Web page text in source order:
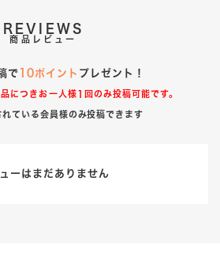
REVIEWS
商品レビュー
で 10ポイント プレゼント！
につきお一人様1回のみ投稿可能です。
れている会員様のみ投稿できます
ューはまだありません